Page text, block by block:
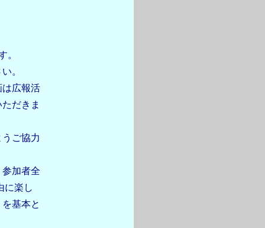
。
。
は広報活
だきま
ご協力
加者全
に楽し
基本と